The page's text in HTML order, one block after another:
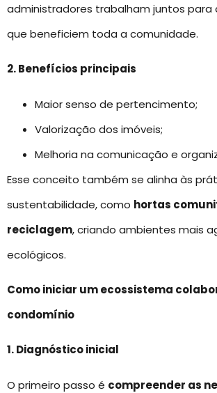
administradores trabalham juntos para
que beneficiem toda a comunidade.
2. Benefícios principais
Maior senso de pertencimento;
Valorização dos imóveis;
Melhoria na comunicação e
Esse conceito também se alinha às
sustentabilidade, como hortas
reciclagem, criando ambientes mais
ecológicos.
Como iniciar um ecossistema
condomínio
1. Diagnóstico inicial
O primeiro passo é compreender as